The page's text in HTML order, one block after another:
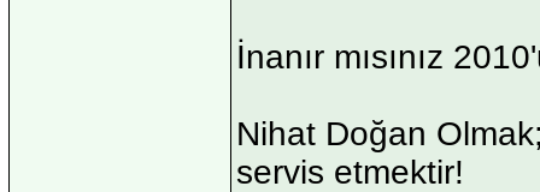
İnanır mısınız
Nihat Doğan
servis etmektir!